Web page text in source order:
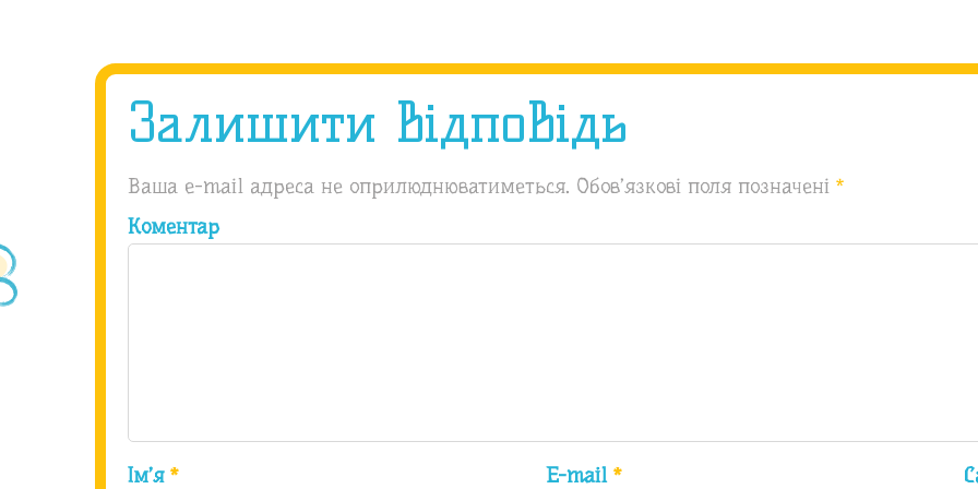
Залишити відповідь
Ваша e-mail адреса не оприлюднюватиметься. Обов’язкові поля позначені *
Коментар
Ім’я * E-mail *